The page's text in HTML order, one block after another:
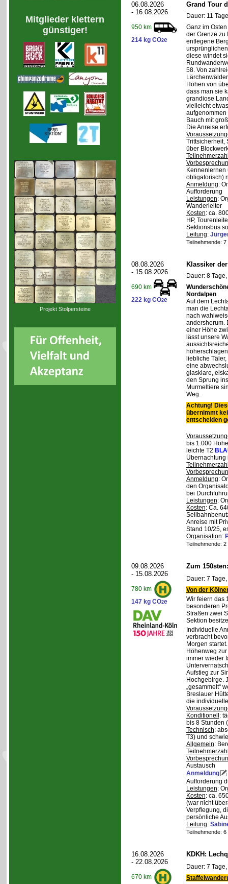
Mitglieder klettern
günstiger!
Projekt Stolpersteine
06.08.2026
- 16.08.2026
950 km
214 kg CO2e
Grand Tour
Dauer: 11
Ganz im
der Grenze zu
entlegene
diese windet
58. Von
Höhen von
dass man sie
grandiose
vielleicht
Bauch mit
Die Anreise
Trittsicherheit,
über
obligatorisch)
Anmeldung:
Aufforderung
Leistungen:
Wanderleiter
Kosten: ca.
HP,
Sektionsbus
Leitung:
Teilnehmende:
08.08.2026
- 15.08.2026
690 km
222 kg CO2e
Klassiker
Dauer: 8
Nordalpen
Auf dem
man die
nach
andersherum.
einer Höhe
lässt unsere
liebliche
eine
glasklare,
den Sprung
Murmeltiere
Weg.
Achtung!
übernimmt
entscheiden
bis 1.000
leichte T2
Übernachtung
Anmeldung:
den
bei
Leistungen:
Kosten: Ca.
Anreise mit
Stand 10/25,
Organisation:
Teilnehmende:
09.08.2026
- 15.08.2026
780 km
147 kg CO2e
Zum
Dauer: 7
Von der
Wir feiern das
besonderen
Straßen zwei
Sektion
Individuelle
verbracht
Morgen
Höhenweg
immer wieder
Aufstieg zur
Hochgebirge.
„gesammelt“
Breslauer
die
Konditionell :
bis 8 Stunden
Technisch:
T3) und
Allgemein:
Austausch
Anmeldung
Aufforderung
Leistungen:
Kosten: ca.
(war nicht
Verpflegung,
persönliche
Leitung:
Teilnehmende:
16.08.2026
- 22.08.2026
670 km
KDKH:
Dauer: 7